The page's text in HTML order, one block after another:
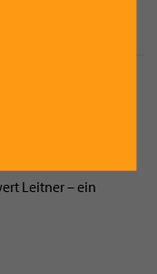
objektiv
Leitner – ein